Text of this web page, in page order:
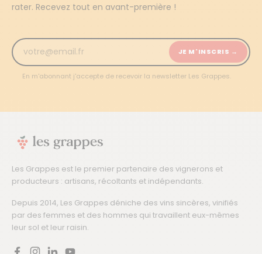
rater. Recevez tout en avant-première !
JE M'INSCRIS →
En m'abonnant j'accepte de recevoir la newsletter Les Grappes.
Les Grappes est le premier partenaire des vignerons et
producteurs : artisans, récoltants et indépendants.
Depuis 2014, Les Grappes déniche des vins sincères, vinifiés
par des femmes et des hommes qui travaillent eux-mêmes
leur sol et leur raisin.